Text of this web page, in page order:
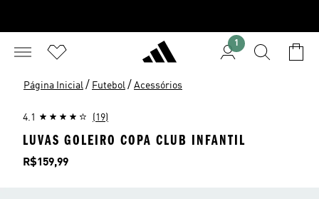
1
Página Inicial / Futebol / Acessórios
4.1 (19)
LUVAS GOLEIRO COPA CLUB INFANTIL
Preço
R$159,99